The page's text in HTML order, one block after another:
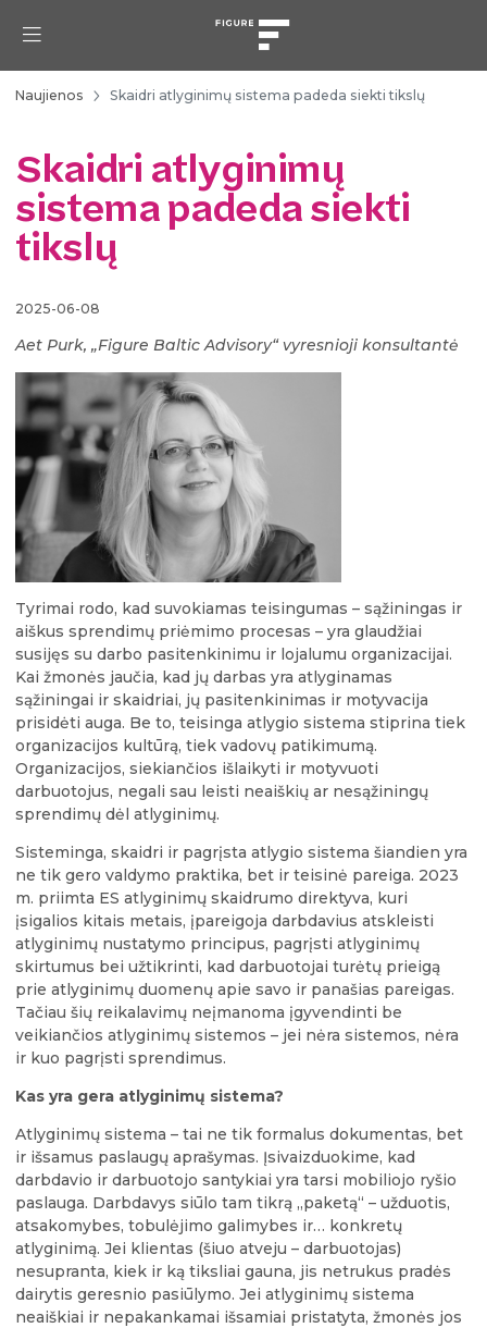
Naujienos Skaidri atlyginimų sistema padeda siekti tikslų
Skaidri atlyginimų
sistema padeda siekti
tikslų
2025-06-08
Aet Purk, „Figure Baltic Advisory“ vyresnioji konsultantė
Tyrimai rodo, kad suvokiamas teisingumas – sąžiningas ir
aiškus sprendimų priėmimo procesas – yra glaudžiai
susijęs su darbo pasitenkinimu ir lojalumu organizacijai.
Kai žmonės jaučia, kad jų darbas yra atlyginamas
sąžiningai ir skaidriai, jų pasitenkinimas ir motyvacija
prisidėti auga. Be to, teisinga atlygio sistema stiprina tiek
organizacijos kultūrą, tiek vadovų patikimumą.
Organizacijos, siekiančios išlaikyti ir motyvuoti
darbuotojus, negali sau leisti neaiškių ar nesąžiningų
sprendimų dėl atlyginimų.
Sisteminga, skaidri ir pagrįsta atlygio sistema šiandien yra
ne tik gero valdymo praktika, bet ir teisinė pareiga. 2023
m. priimta ES atlyginimų skaidrumo direktyva, kuri
įsigalios kitais metais, įpareigoja darbdavius atskleisti
atlyginimų nustatymo principus, pagrįsti atlyginimų
skirtumus bei užtikrinti, kad darbuotojai turėtų prieigą
prie atlyginimų duomenų apie savo ir panašias pareigas.
Tačiau šių reikalavimų neįmanoma įgyvendinti be
veikiančios atlyginimų sistemos – jei nėra sistemos, nėra
ir kuo pagrįsti sprendimus.
Kas yra gera atlyginimų sistema?
Atlyginimų sistema – tai ne tik formalus dokumentas, bet
ir išsamus paslaugų aprašymas. Įsivaizduokime, kad
darbdavio ir darbuotojo santykiai yra tarsi mobiliojo ryšio
paslauga. Darbdavys siūlo tam tikrą „paketą“ – užduotis,
atsakomybes, tobulėjimo galimybes ir… konkretų
atlyginimą. Jei klientas (šiuo atveju – darbuotojas)
nesupranta, kiek ir ką tiksliai gauna, jis netrukus pradės
dairytis geresnio pasiūlymo. Jei atlyginimų sistema
neaiškiai ir nepakankamai išsamiai pristatyta, žmonės jos